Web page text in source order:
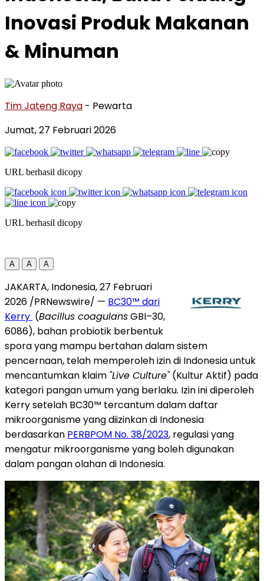
Inovasi Produk Makanan
& Minuman
Tim Jateng Raya - Pewarta
Jumat, 27 Februari 2026
URL berhasil dicopy
URL berhasil dicopy
A A A
JAKARTA, Indonesia, 27 Februari
2026 /PRNewswire/ — BC30™ dari
Kerry (Bacillus coagulansGBI–30,
6086), bahan probiotik berbentuk
spora yang mampu bertahan dalam sistem
pencernaan, telah memperoleh izin di Indonesia untuk
mencantumkan klaim "Live Culture"(Kultur Aktif) pada
kategori pangan umum yang berlaku. Izin ini diperoleh
Kerry setelah BC30™ tercantum dalam daftar
mikroorganisme yang diizinkan di Indonesia
berdasarkan PERBPOM No. 38/2023, regulasi yang
mengatur mikroorganisme yang boleh digunakan
dalam pangan olahan di Indonesia.